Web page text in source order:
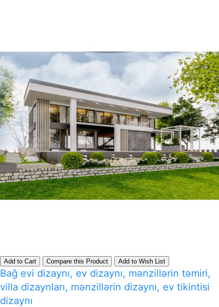
Add to Cart Compare this Product Add to Wish List
Bağ evi dizaynı, ev dizaynı, mənzillərin təmiri,
villa dizaynları, mənzillərin dizaynı, ev tikintisi
dizaynı